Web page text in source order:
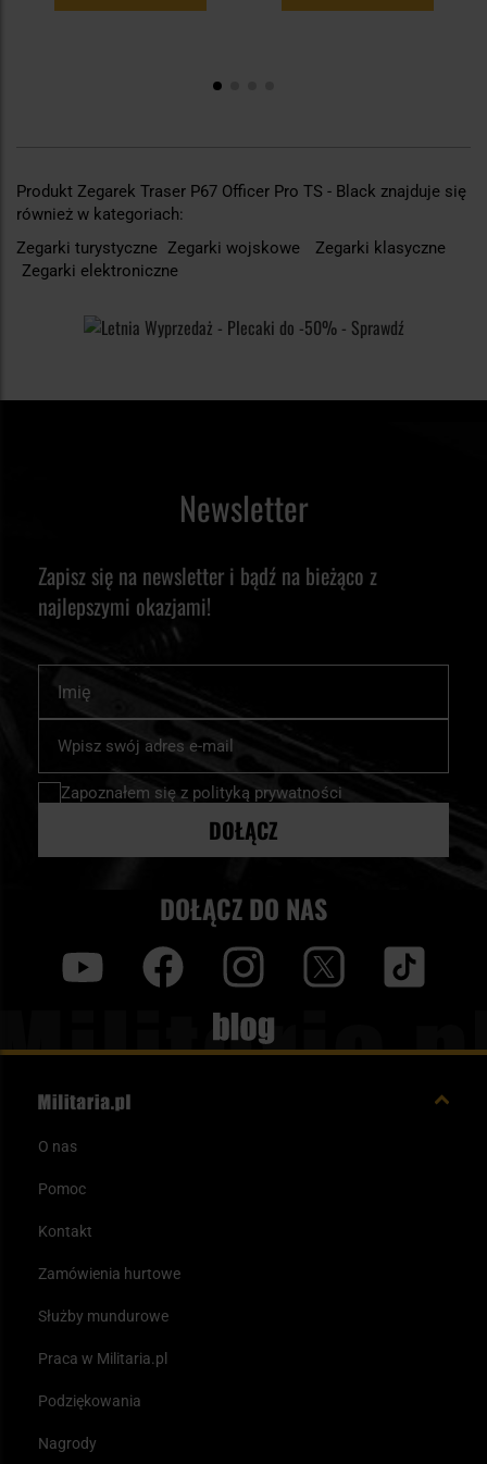
Produkt Zegarek Traser P67 Officer Pro TS - Black znajduje się
również w kategoriach:
Zegarki turystyczne Zegarki wojskowe
Zegarki klasyczne
Zegarki elektroniczne
Newsletter
Zapisz się na newsletter i bądź na bieżąco z
najlepszymi okazjami!
nasz
newsletter:
Zapoznałem się z polityką prywatności
DOŁĄCZ
DOŁĄCZ DO NAS
Blog
O nas
Pomoc
Kontakt
Zamówienia hurtowe
Służby mundurowe
Praca w Militaria.pl
Podziękowania
Nagrody